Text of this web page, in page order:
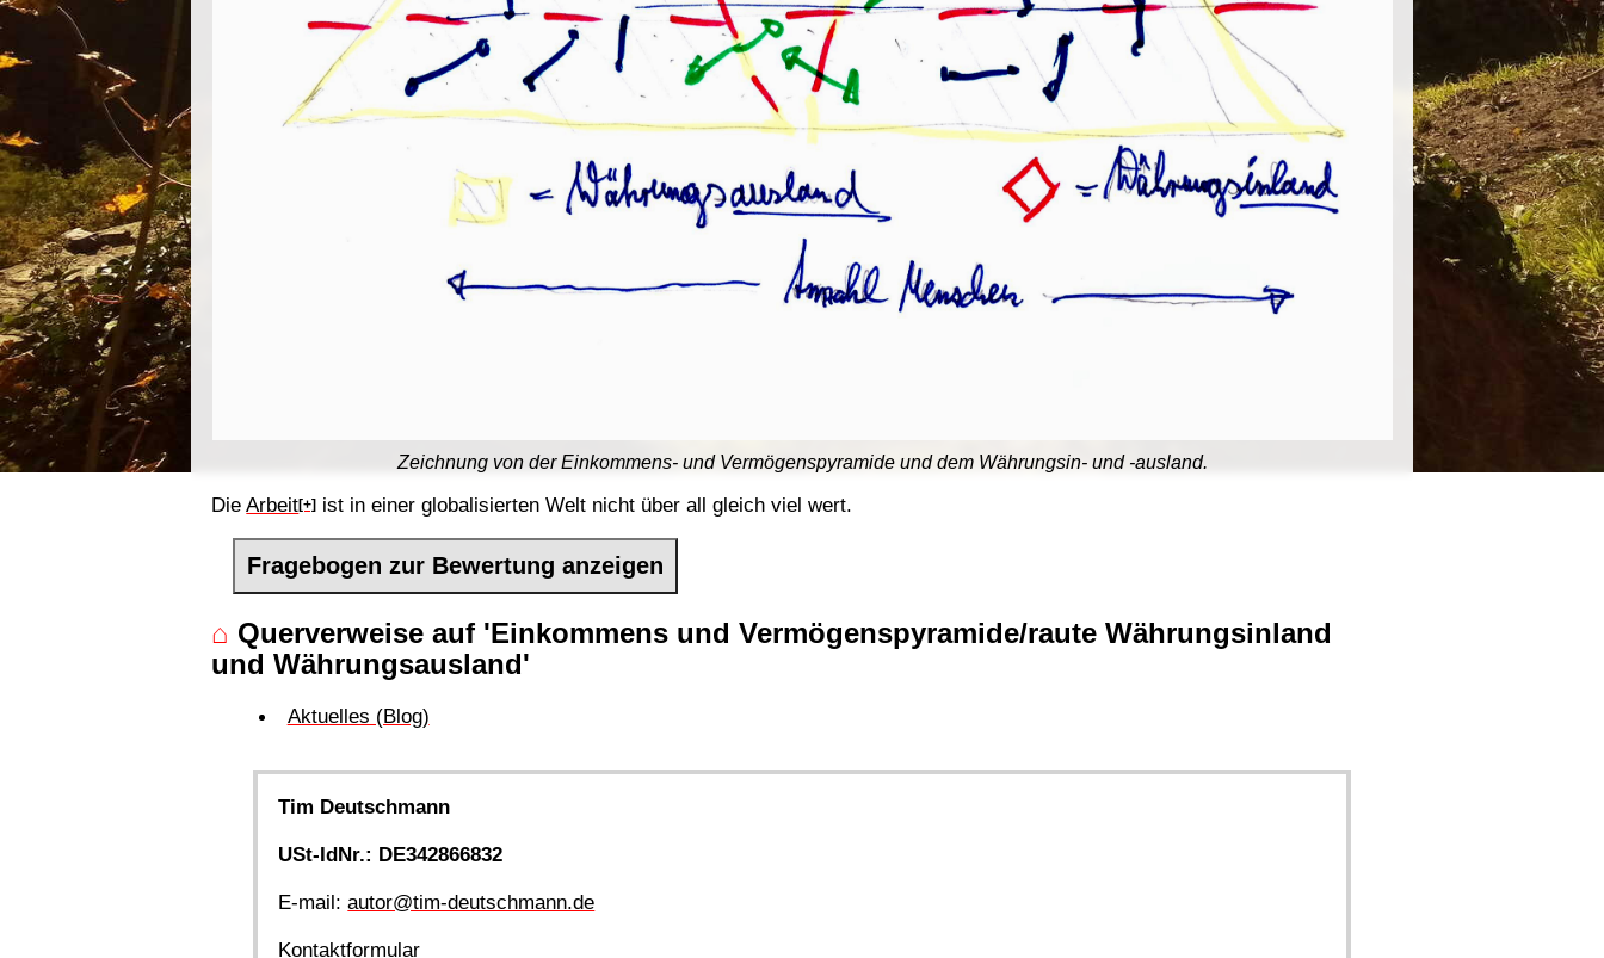
Zeichnung von der Einkommens- und Vermögenspyramide und dem Währungsin- und -ausland.
DieArbeit[+] ist in einer globalisierten Welt nicht über all gleich viel wert.
Fragebogen zur Bewertung anzeigen
⌂ Querverweise auf 'Einkommens und Vermögenspyramide/raute Währungsinland
und Währungsausland'
Aktuelles (Blog)
Tim Deutschmann
USt-IdNr.: DE342866832
E-mail:autor@tim-deutschmann.de
Kontaktformular